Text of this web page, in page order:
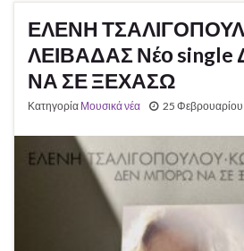
ΕΛΕΝΗ
ΛΕΙΒΑΔΑΣ Νέο
ΝΑ ΣΕ ΞΕΧΑΣΩ
Κατηγορία Μουσικά νέα 25